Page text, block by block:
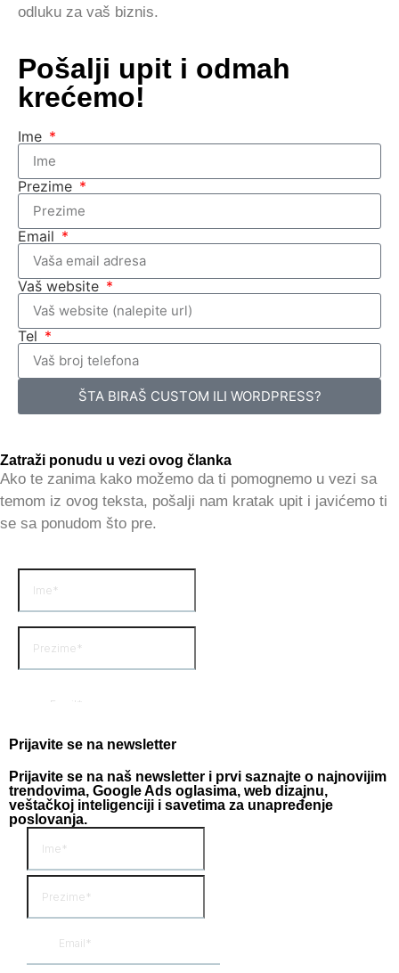
odluku za vaš biznis.
Pošalji upit i odmah
krećemo!
Ime
Prezime
Email
Vaš website
Tel
ŠTA BIRAŠ CUSTOM ILI WORDPRESS?
Zatraži ponudu u vezi ovog članka
Ako te zanima kako možemo da ti pomognemo u vezi sa
temom iz ovog teksta, pošalji nam kratak upit i javićemo ti
se sa ponudom što pre.
Prijavite se na newsletter
Prijavite se na naš newsletter i prvi saznajte o najnovijim
trendovima, Google Ads oglasima, web dizajnu,
veštačkoj inteligenciji i savetima za unapređenje
poslovanja.